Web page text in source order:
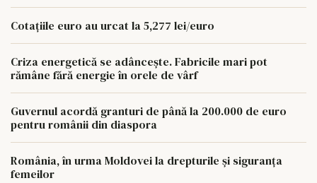
Cotațiile euro au urcat la 5,277 lei/euro
Criza energetică se adâncește. Fabricile mari pot
rămâne fără energie în orele de vârf
Guvernul acordă granturi de până la 200.000 de euro
pentru românii din diaspora
România, în urma Moldovei la drepturile și siguranța
femeilor